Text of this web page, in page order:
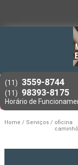
(11) 3559-8744
(11) 98393-8175
Home Serviços
oficina